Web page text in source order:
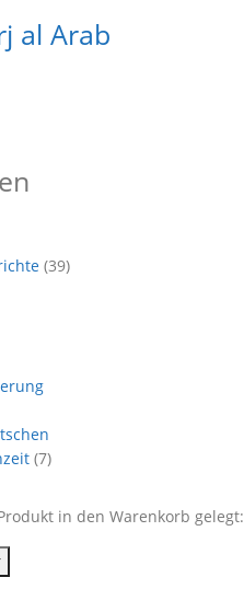
al Arab
(39)
(7)
in den Warenkorb gelegt: